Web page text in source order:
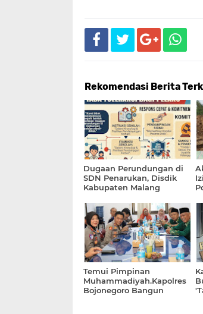
Rekomendasi Berita
Dugaan Perundungan di
SDN Penarukan, Disdik
Kabupaten Malang
Toleransi Bagi Pelaku
Temui Pimpinan
Muhammadiyah.Kapolres
Bojonegoro Bangun